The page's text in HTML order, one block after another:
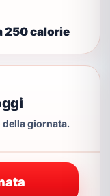
250 calorie
della giornata.